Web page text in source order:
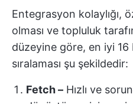
Entegrasyon kolaylığı,
olması ve topluluk
düzeyine göre, en iyi 16
sıralaması şu şekildedir:
Fetch – Hızlı ve